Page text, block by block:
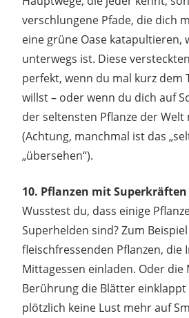
verschlungene Pfade, die dich
eine grüne Oase katapultieren,
unterwegs ist. Diese
perfekt, wenn du mal kurz dem
willst – oder wenn du dich auf
der seltensten Pflanze der
(Achtung, manchmal ist das
„übersehen“).
10. Pflanzen mit Superkräften
Wusstest du, dass einige
Superhelden sind? Zum
fleischfressenden Pflanzen, die
Mittagessen einladen. Oder die
Berührung die Blätter einklappt
plötzlich keine Lust mehr auf